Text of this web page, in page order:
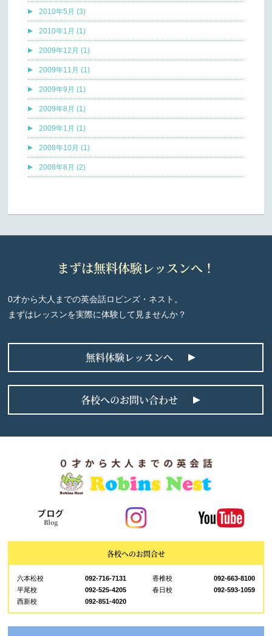
2010年5月 (3)
2010年1月 (1)
2009年12月 (1)
2009年11月 (1)
2009年9月 (1)
2009年8月 (1)
2009年1月 (1)
2008年10月 (1)
2008年8月 (2)
まずは無料体験レッスンへ！
0才から大人までの英会話ロビンズ・ネスト。
まずはレッスンを実際に体験して見ませんか？
無料体験レッスンへ
各校へのお問い合わせ
各校へのお問合せ
六本松校 092-716-7131 香椎校
092-663-8100
平尾校
092-525-4205 春日校
092-593-1059
西新校
092-851-4020